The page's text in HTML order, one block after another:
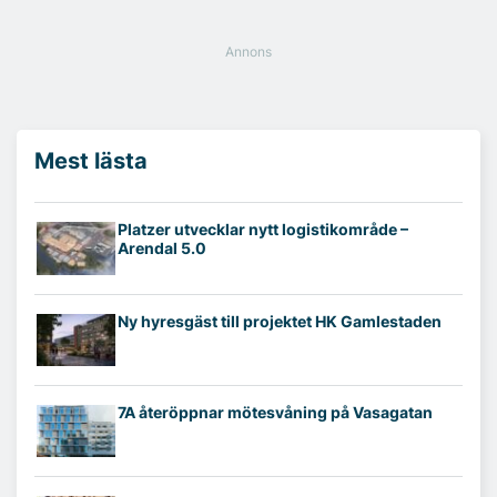
Mest lästa
Platzer utvecklar nytt logistikområde –
Arendal 5.0
Ny hyresgäst till projektet HK Gamlestaden
7A återöppnar mötesvåning på Vasagatan